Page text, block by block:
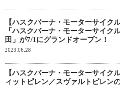
【ハスクバーナ・モーターサイクル
「ハスクバーナ・モーターサイク
田」が7/1にグランドオープン！
2023.06.28
【ハスクバーナ・モーターサイク
ィットピレン／スヴァルトピレン